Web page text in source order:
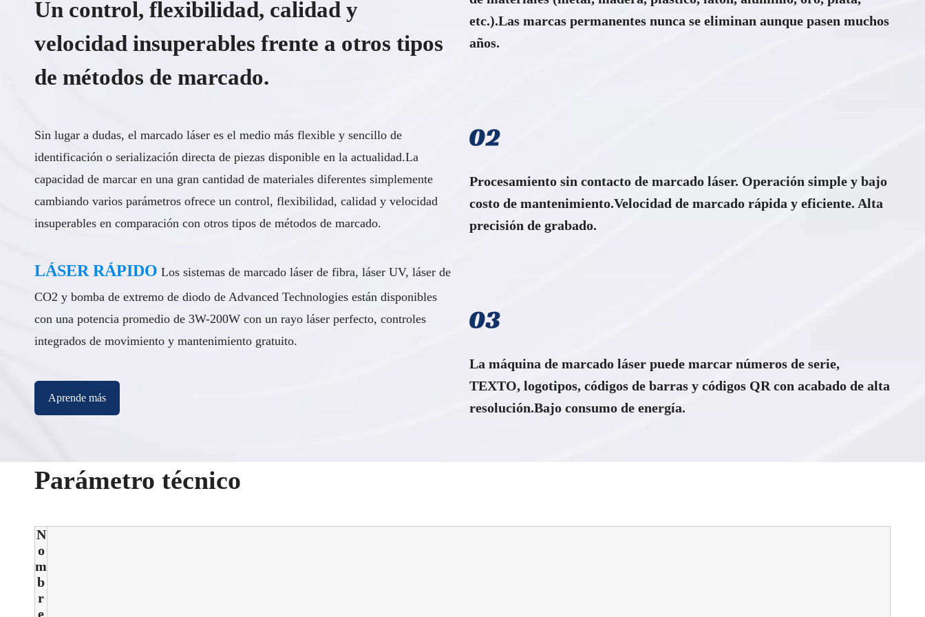
Un control, flexibilidad, calidad y
velocidad insuperables frente a otros tipos
de métodos de marcado.
Sin lugar a dudas, el marcado láser es el medio más flexible y sencillo de
identificación o serialización directa de piezas disponible en la actualidad.La
capacidad de marcar en una gran cantidad de materiales diferentes simplemente
cambiando varios parámetros ofrece un control, flexibilidad, calidad y velocidad
insuperables en comparación con otros tipos de métodos de marcado.
LÁSER RÁPIDO Los sistemas de marcado láser de fibra, láser UV, láser de
CO2 y bomba de extremo de diodo de Advanced Technologies están disponibles
con una potencia promedio de 3W-200W con un rayo láser perfecto, controles
integrados de movimiento y mantenimiento gratuito.
Aprende más
etc.).Las marcas permanentes nunca se eliminan aunque pasen muchos
años.
Procesamiento sin contacto de marcado láser. Operación simple y bajo
costo de mantenimiento.Velocidad de marcado rápida y eficiente. Alta
precisión de grabado.
La máquina de marcado láser puede marcar números de serie,
TEXTO, logotipos, códigos de barras y códigos QR con acabado de alta
resolución.Bajo consumo de energía.
Parámetro técnico
N
o
m
b
r
e